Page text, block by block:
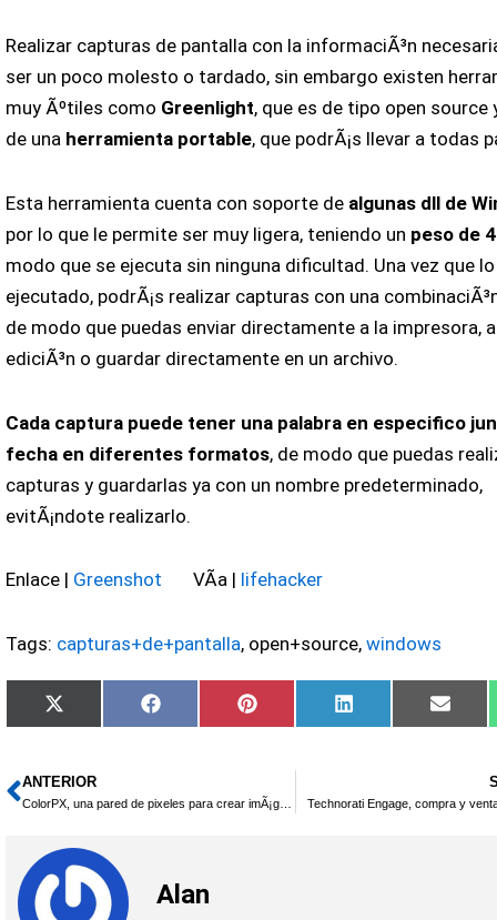
Realizar capturas de pantalla con la informaciÃ³n
ser un poco molesto o tardado, sin embargo existen
muy Ãºtiles como Greenlight, que es de tipo open source
de una herramienta portable, que podrÃ¡s llevar a todas
Esta herramienta cuenta con soporte de algunas dll de
por lo que le permite ser muy ligera, teniendo un peso de
modo que se ejecuta sin ninguna dificultad. Una vez que
ejecutado, podrÃ¡s realizar capturas con una
de modo que puedas enviar directamente a la impresora,
ediciÃ³n o guardar directamente en un archivo.
Cada captura puede tener una palabra en especifico
fecha en diferentes formatos, de modo que puedas
capturas y guardarlas ya con un nombre predeterminado,
evitÃ¡ndote realizarlo.
Enlace | Greenshot VÃ­a | lifehacker
Tags: capturas+de+pantalla, open+source,windows
Compartir
en
X
(Twitter)
Compartir
en
Facebook
Compartir
en
Pinterest
Compartir
en
LinkedIn
en
Email
Ant
ANTERIOR
Technorati Engage, compra y
Alan